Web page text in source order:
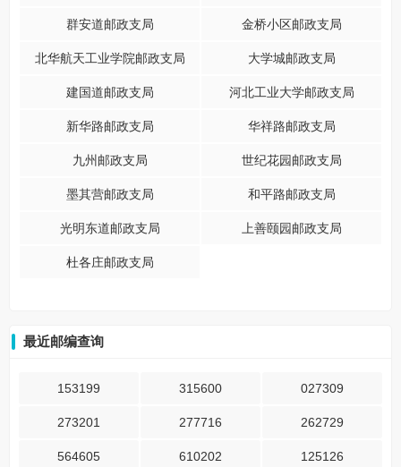
群安道邮政支局 金桥小区邮政支局
北华航天工业学院邮政支局 大学城邮政支局
建国道邮政支局 河北工业大学邮政支局
新华路邮政支局 华祥路邮政支局
九州邮政支局 世纪花园邮政支局
墨其营邮政支局 和平路邮政支局
光明东道邮政支局 上善颐园邮政支局
杜各庄邮政支局
最近邮编查询
153199 315600 027309
273201 277716 262729
564605 610202 125126